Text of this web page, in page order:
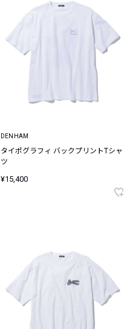
DENHAM
タイポグラフィ バックプリントTシャ
ツ
¥15,400